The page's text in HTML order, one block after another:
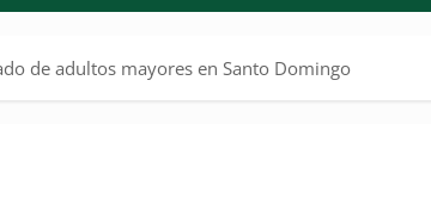
de adultos mayores en Santo Domingo